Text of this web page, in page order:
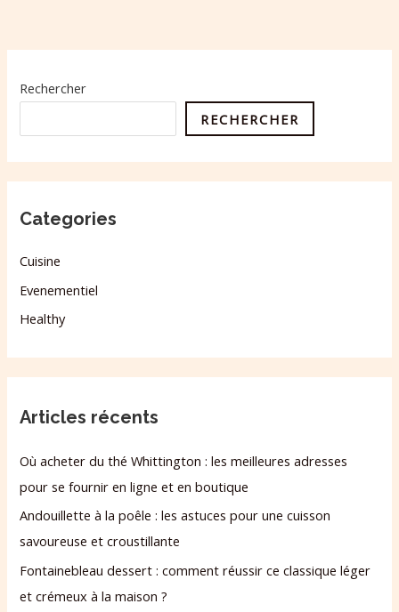
Rechercher
RECHERCHER
Categories
Cuisine
Evenementiel
Healthy
Articles récents
Où acheter du thé Whittington : les meilleures adresses
pour se fournir en ligne et en boutique
Andouillette à la poêle : les astuces pour une cuisson
savoureuse et croustillante
Fontainebleau dessert : comment réussir ce classique léger
et crémeux à la maison ?